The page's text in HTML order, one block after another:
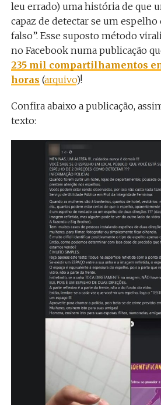
leu errado) uma história de que
capaz de detectar se um espelho
falso”. Esse suposto método
no Facebook numa publicação
235 mil compartilhamentos
horas (arquivo)!
Confira abaixo a publicação,
texto: